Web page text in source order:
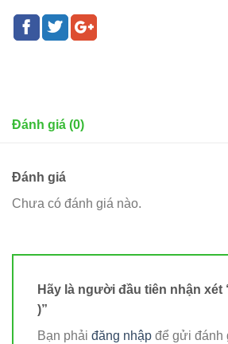
Đánh giá (0)
Đánh giá
Chưa có đánh giá nào.
Hãy là người đầu tiên nhận xét
)”
Bạn phải đăng nhập để gửi đánh